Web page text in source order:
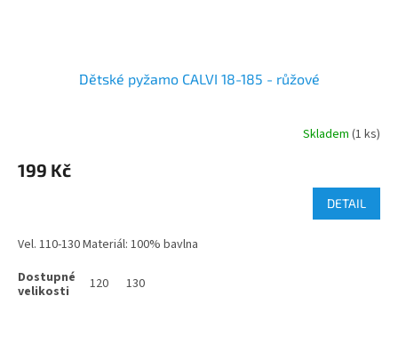
Dětské pyžamo CALVI 18-185 - růžové
Skladem (1 ks)
199 Kč
DETAIL
Vel. 110-130 Materiál: 100% bavlna
120 130